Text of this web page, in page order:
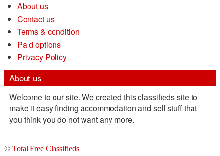
About us
Contact us
Terms & condition
Paid options
Privacy Policy
About us
Welcome to our site. We created this classifieds site to
make it easy finding accommodation and sell stuff that
you think you do not want any more.
© Total Free Classifieds